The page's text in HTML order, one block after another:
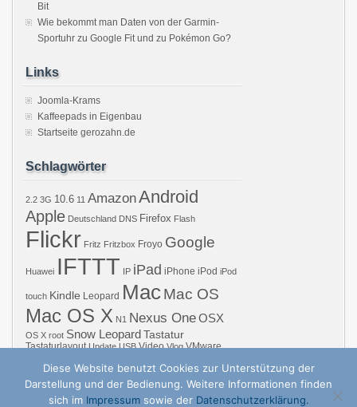
Bit
Wie bekommt man Daten von der Garmin-
Sportuhr zu Google Fit und zu Pokémon Go?
Links
Joomla-Krams
Kaffeepads in Eigenbau
Startseite gerozahn.de
Schlagwörter
2.2 3G 10.6 11 AmazonAndroid
Apple Deutschland DNS Firefox Flash
Flickr Fritz Fritzbox Froyo Google
Huawei IFTTT IP iPad iPhone iPod iPod
touch Kindle Leopard MacMac OS
Mac OS X N1 Nexus OneOSX
OS X root Snow LeopardTastatur
Tastaturlayout Update USB Video Vlog VMware
Windows
Diese Website benutzt Cookies zur Unterstützung der
Darstellung und der Bedienung. Weitere Informationen finden
sich im Impressumsowie der Datenschutzerklärung.